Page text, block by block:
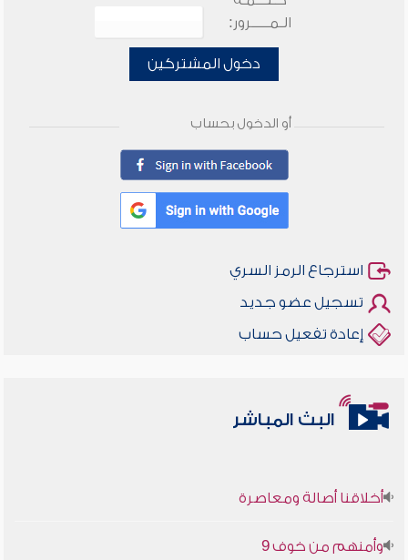
الـمـــــرور:
دخول المشتركين
أو الدخول بحساب
استرجاع الرمز السري
تسجيل عضو جديد
إعادة تفعيل حساب
البث المباشر
أخلاقنا أصالة ومعاصرة
وأمنهم من خوف 9